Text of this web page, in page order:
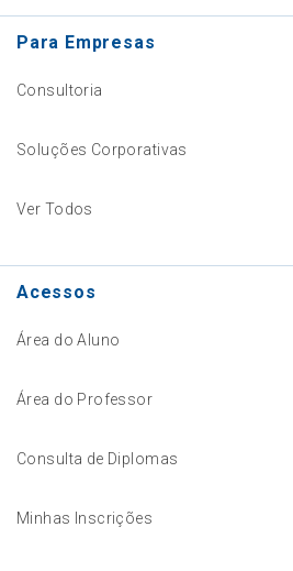
Para Empresas
Consultoria
Soluções Corporativas
Ver Todos
Acessos
Área do Aluno
Área do Professor
Consulta de Diplomas
Minhas Inscrições